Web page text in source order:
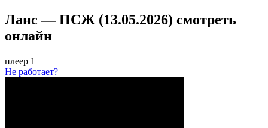
Ланс — ПСЖ (13.05.2026) смотреть
онлайн
плеер 1
Не работает?